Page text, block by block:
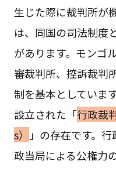
生じた際に裁判所が
は、同国の司法制度
があります。モンゴ
審裁判所、控訴裁判
制を基本としていま
設立された「行政裁
s）
」の存在です。
政当局による公権力